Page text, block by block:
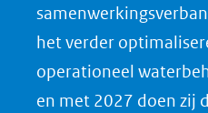
i
n
k
e
het verder
operationeel
en met 2027 doen zij